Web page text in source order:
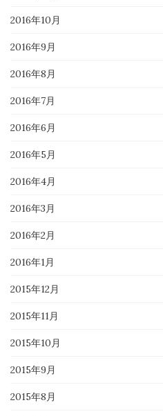
2016年10月
2016年9月
2016年8月
2016年7月
2016年6月
2016年5月
2016年4月
2016年3月
2016年2月
2016年1月
2015年12月
2015年11月
2015年10月
2015年9月
2015年8月